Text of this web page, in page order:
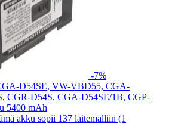
-7%
D54SE, VW-VBD55, CGA-
CGR-D54S, CGA-D54SE/1B, CGP-
5400 mAh
akku sopii 137 laitemalliin (1